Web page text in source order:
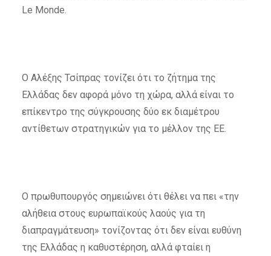
Le Monde.
Ο Αλέξης Τσίπρας τονίζει ότι το ζήτημα της
Ελλάδας δεν αφορά μόνο τη χώρα, αλλά είναι το
επίκεντρο της σύγκρουσης δύο εκ διαμέτρου
αντίθετων στρατηγικών για το μέλλον της ΕΕ.
Ο πρωθυπουργός σημειώνει ότι θέλει να πει «την
αλήθεια στους ευρωπαϊκούς λαούς για τη
διαπραγμάτευση» τονίζοντας ότι δεν είναι ευθύνη
της Ελλάδας η καθυστέρηση, αλλά φταίει η